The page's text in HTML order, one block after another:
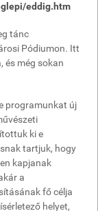
eddig.htm
tánc
Pódiumon. Itt
és még sokan
programunkat új
ki e
tartjuk, hogy
kapjanak
a
fő célja
helyet,